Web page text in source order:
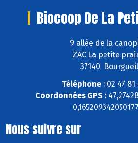
Biocoop De La
9 allée de la
ZAC La petite
37140 Bourgueil
Téléphone :02 47 81
Coordonnées GPS :
Nous suivre sur